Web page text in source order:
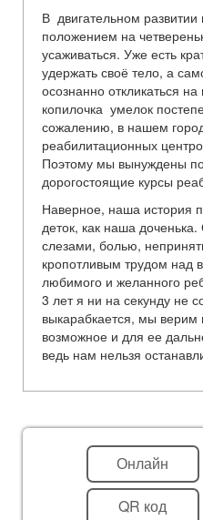
В двигательном
положением на
усаживаться. Уже есть
удержать своё тело, а
осознанно откликаться
копилочка умелок
сожалению, в нашем
реабилитационных
Поэтому мы вынуждены
дорогостоящие курсы
Наверное, наша история
деток, как наша
слезами, болью,
кропотливым трудом над
любимого и желанного
3 лет я ни на секунду не
выкарабкается, мы верим
возможное и для ее
ведь нам нельзя
Онлайн
QR код